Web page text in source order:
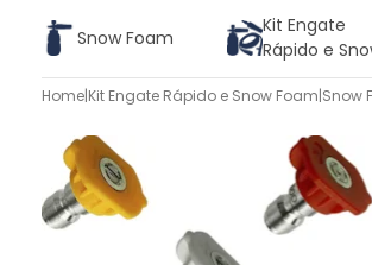
Snow Foam
Kit Engate
Rápido e
Home|Kit Engate Rápido e Snow Foam|Snow